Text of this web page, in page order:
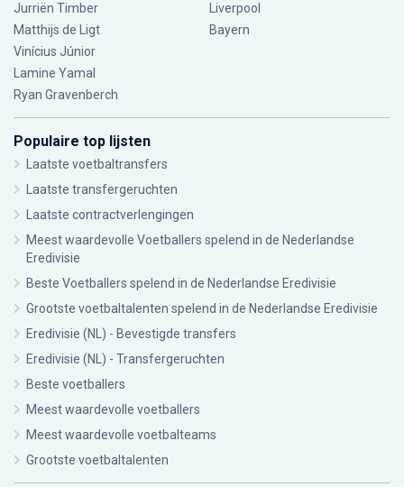
Jurriën Timber
Matthijs de Ligt
Vinícius Júnior
Lamine Yamal
Ryan Gravenberch
Liverpool
Bayern
Populaire top lijsten
Laatste voetbaltransfers
Laatste transfergeruchten
Laatste contractverlengingen
Meest waardevolle Voetballers spelend in de Nederlandse
Eredivisie
Beste Voetballers spelend in de Nederlandse Eredivisie
Grootste voetbaltalenten spelend in de Nederlandse Eredivisie
Eredivisie (NL) - Bevestigde transfers
Eredivisie (NL) - Transfergeruchten
Beste voetballers
Meest waardevolle voetballers
Meest waardevolle voetbalteams
Grootste voetbaltalenten